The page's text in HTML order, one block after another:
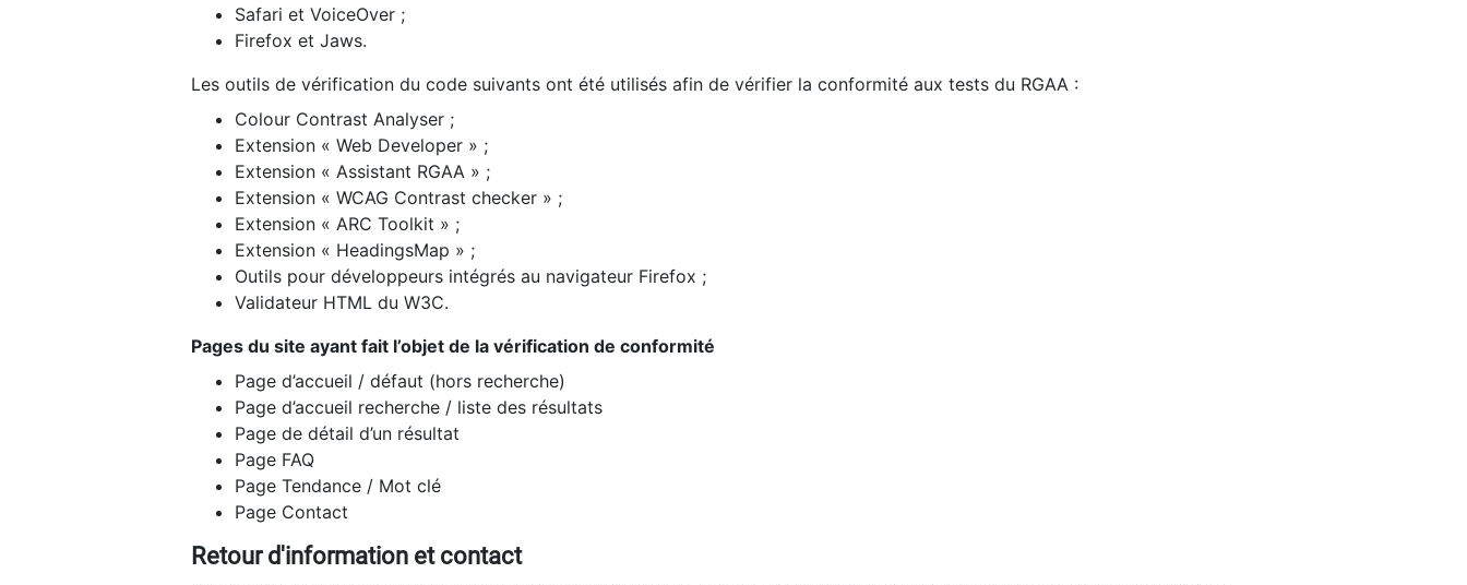
Safari et VoiceOver ;
Firefox et Jaws.
Les outils de vérification du code suivants ont été utilisés afin de vérifier la conformité aux tests du RGAA :
Colour Contrast Analyser ;
Extension « Web Developer » ;
Extension « Assistant RGAA » ;
Extension « WCAG Contrast checker » ;
Extension « ARC Toolkit » ;
Extension « HeadingsMap » ;
Outils pour développeurs intégrés au navigateur Firefox ;
Validateur HTML du W3C.
Pages du site ayant fait l’objet de la vérification de conformité
Page d’accueil / défaut (hors recherche)
Page d’accueil recherche / liste des résultats
Page de détail d’un résultat
Page FAQ
Page Tendance / Mot clé
Page Contact
Retour d'information et contact